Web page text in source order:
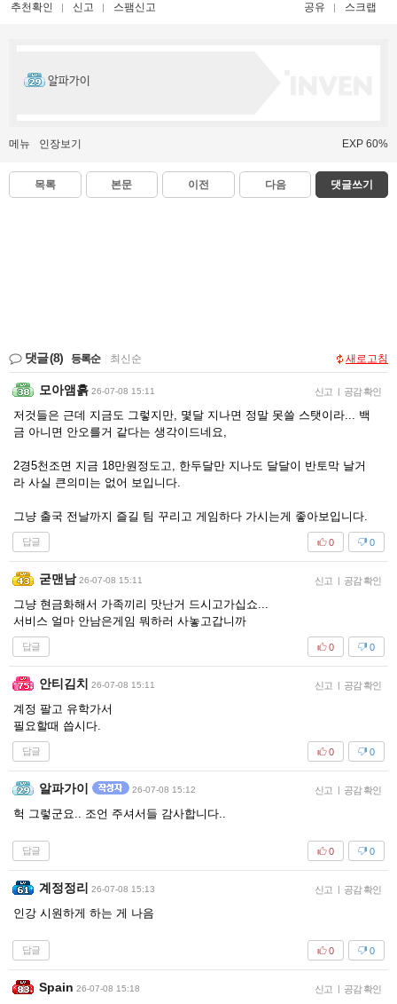
추천확인 신고 스팸신고 공유 스크랩
알파가이
메뉴 인장보기 EXP 60%
목록 본문 이전 다음 댓글쓰기
댓글(8) 등록순 최신순 새로고침
모아앰흙 26-07-08 15:11 신고 | 공감 확인
저것들은 근데 지금도 그렇지만, 몇달 지나면 정말 못쓸 스탯이라... 백
금 아니면 안오를거 같다는 생각이드네요,
2경5천조면 지금 18만원정도고, 한두달만 지나도 달달이 반토막 날거
라 사실 큰의미는 없어 보입니다.
그냥 출국 전날까지 즐길 팀 꾸리고 게임하다 가시는게 좋아보입니다.
답글 0
0
굳맨남 26-07-08 15:11 신고 | 공감 확인
그냥 현금화해서 가족끼리 맛난거 드시고가십쇼...
서비스 얼마 안남은게임 뭐하러 사놓고갑니까
답글 0
0
안티김치 26-07-08 15:11 신고 | 공감 확인
계정 팔고 유학가서
필요할때 씁시다.
답글 0
0
알파가이 26-07-08 15:12 신고 | 공감 확인
헉 그렇군요.. 조언 주셔서들 감사합니다..
답글 0
0
계정정리 26-07-08 15:13 신고 | 공감 확인
인강 시원하게 하는 게 나음
답글 0
0
Spain 26-07-08 15:18 신고 | 공감 확인